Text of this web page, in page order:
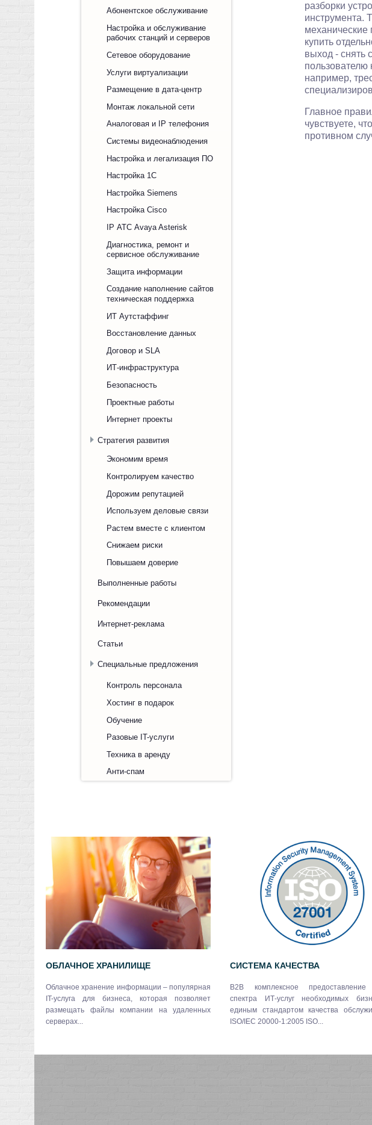
разборки
инструмента.
купить
выход - снять
пользователю
например,
Главное
чувствуете,
противном
Абонентское обслуживание
Настройка и обслуживание
рабочих станций и серверов
Сетевое оборудование
Услуги виртуализации
Размещение в дата-центр
Монтаж локальной сети
Аналоговая и IP телефония
Системы видеонаблюдения
Настройка и легализация ПО
Настройка 1С
Настройка Siemens
Настройка Cisco
IP АТС Avaya Asterisk
Диагностика, ремонт и
сервисное обслуживание
Защита информации
Создание наполнение сайтов
техническая поддержка
ИТ Аутстаффинг
Восстановление данных
Договор и SLA
ИТ-инфраструктура
Безопасность
Проектные работы
Интернет проекты
Стратегия развития
Экономим время
Контролируем качество
Дорожим репутацией
Используем деловые связи
Растем вместе с клиентом
Снижаем риски
Повышаем доверие
Выполненные работы
Рекомендации
Интернет-реклама
Статьи
Специальные предложения
Контроль персонала
Хостинг в подарок
Обучение
Разовые IT-услуги
Техника в аренду
Анти-спам
ОБЛАЧНОЕ ХРАНИЛИЩЕ
Облачное хранение информации – популярная
IT-услуга для бизнеса, которая позволяет
размещать файлы компании на удаленных
серверах...
СИСТЕМА КАЧЕСТВА
B2B комплексное предоставление
спектра ИТ-услуг необходимых
единым стандартом качества
ISO/IEC 20000-1:2005 ISO...